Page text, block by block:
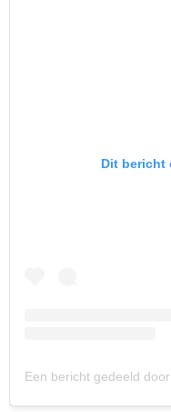
Dit bericht